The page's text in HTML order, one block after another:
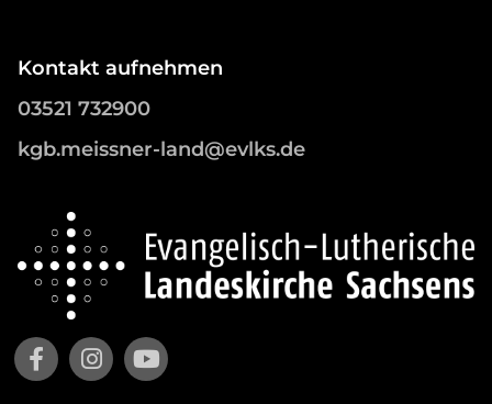
Kontakt aufnehmen
03521 732900
kgb.meissner-land@evlks.de